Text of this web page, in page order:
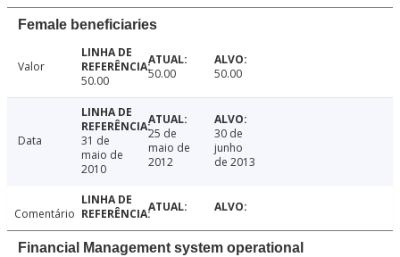
Female beneficiaries
Valor
50.00
50.00 50.00
Data
31 de
maio de
2010
25 de
maio de
2012
30 de
junho
de 2013
Comentário
Financial Management system operational